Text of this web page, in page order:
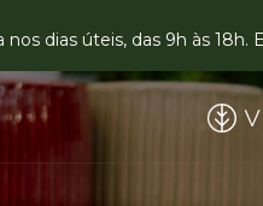
dias úteis, das 9h às